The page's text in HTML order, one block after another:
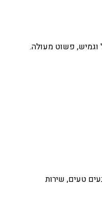
וגמיש, פשוט מעולה.
טעים, שירות